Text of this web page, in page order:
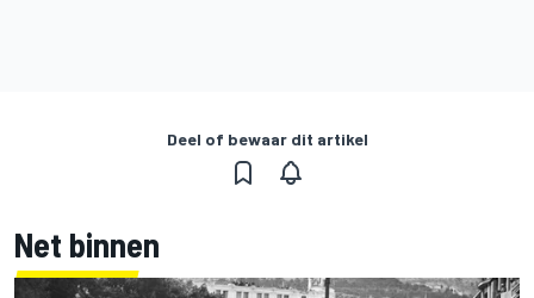
Deel of bewaar dit artikel
Net binnen